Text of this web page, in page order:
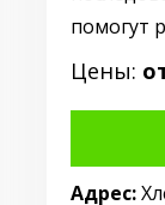
помогут
Цены:
Адрес: